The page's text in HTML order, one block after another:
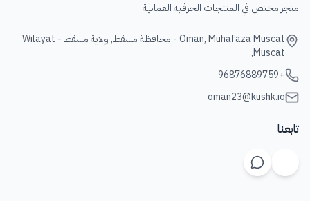
متجر مختص في المنتجات الحرفيه العمانية
Oman, Muhafaza Muscat - محافظة مسقط, ولاية مسقط - Wilayat
Muscat,
+96876889759
oman23@kushk.io
تابعنا